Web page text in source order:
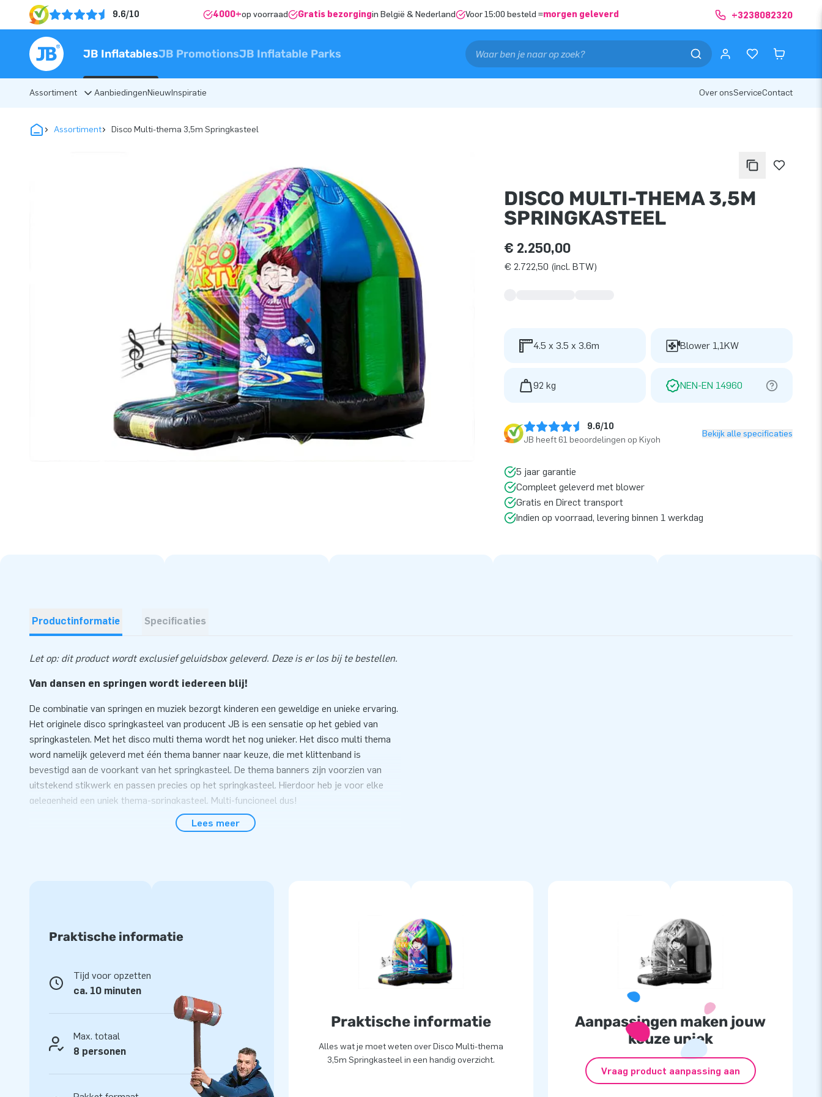
9.6/10 4000+op voorraad Gratis bezorgingin België & Nederland Voor 15:00 besteld =morgen geleverd +3238082320
JB InflatablesJB PromotionsJB Inflatable Parks
Assortiment AanbiedingenNieuwInspiratie Over onsServiceContact
Assortiment Disco Multi-thema 3,5m Springkasteel
DISCO MULTI-THEMA 3,5M
SPRINGKASTEEL
€ 2.250,00
€ 2.722,50 (incl. BTW)
4.5 x 3.5 x 3.6m Blower 1,1KW
92 kg NEN-EN 14960
9.6/10
JB heeft 61 beoordelingen op Kiyoh
Bekijk alle specificaties
5 jaar garantie
Compleet geleverd met blower
Gratis en Direct transport
Indien op voorraad, levering binnen 1 werkdag
Productinformatie Specificaties
Let op: dit product wordt exclusief geluidsbox geleverd. Deze is er los bij te bestellen.
Van dansen en springen wordt iedereen blij!
De combinatie van springen en muziek bezorgt kinderen een geweldige en unieke ervaring.
Het originele disco springkasteel van producent JB is een sensatie op het gebied van
springkastelen. Met het disco multi thema wordt het nog unieker. Het disco multi thema
word namelijk geleverd met één thema banner naar keuze, die met klittenband is
bevestigd aan de voorkant van het springkasteel. De thema banners zijn voorzien van
uitstekend stikwerk en passen precies op het springkasteel. Hierdoor heb je voor elke
gelegenheid een uniek thema-springkasteel. Multi-funcioneel dus!
koe, space, auto, kasteel en krokodil. De disco LED lampen en Mp3 geluidsbox zijn
makkelijk in het springkasteel te plaatsen en de bedrading wordt beschermd door een
afsluitbare hoes met klittenband. De inflatable wordt geleverd inclusief blower,
verankeringsmateriaal, transportzak, geluidsbox, LED verlichting en een duidelijke
handleiding. Alles compleet voor een mooie beleving.
JB kussens zijn op meerdere punten verstevigd en meervoudig gestikt en zijn gemaakt
van sterk, hoge kwaliteit PVC. Ze zijn daardoor duurzaam en eenvoudig schoon te houden.
Het disco springkasteel wordt tevens door JB geleverd met 5 jaar garantie. Hierdoor
Lees meer
Praktische informatie
Tijd voor opzetten
ca. 10 minuten
Max. totaal
8 personen
Praktische informatie
Alles wat je moet weten over Disco Multi-thema
3,5m Springkasteel in een handig overzicht.
Aanpassingen maken jouw
keuze uniek
Vraag product aanpassing aan